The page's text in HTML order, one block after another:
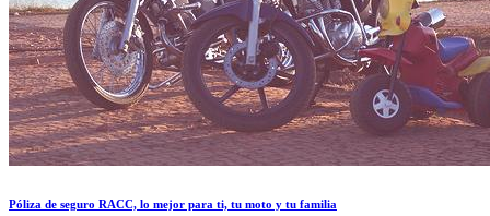
Póliza de seguro RACC, lo mejor para ti, tu moto y tu familia